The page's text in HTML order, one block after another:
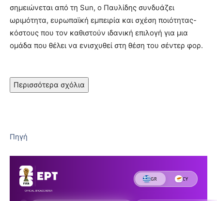
σημειώνεται από τη Sun, ο Παυλίδης συνδυάζει
ωριμότητα, ευρωπαϊκή εμπειρία και σχέση ποιότητας-
κόστους που τον καθιστούν ιδανική επιλογή για μια
ομάδα που θέλει να ενισχυθεί στη θέση του σέντερ φορ.
Περισσότερα σχόλια
Πηγή